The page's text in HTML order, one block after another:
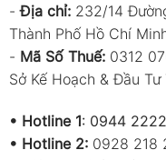
-Địa chỉ: 232/14
Thành Phố Hồ Chí
- Mã Số Thuế: 0312
Sở Kế Hoạch & Đầu Tư
• Hotline 1: 0944
• Hotline 2: 0928 218